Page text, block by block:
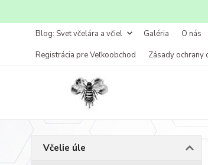
Blog: Svet včelára a včiel Galéria O nás
Registrácia pre Veľkoobchod
Zásady ochrany
Včelie úle